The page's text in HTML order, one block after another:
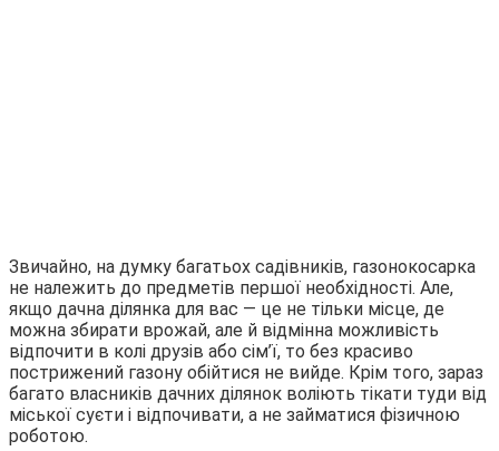
Звичайно, на думку багатьох садівників, газонокосарка
не належить до предметів першої необхідності. Але,
якщо дачна ділянка для вас — це не тільки місце, де
можна збирати врожай, але й відмінна можливість
відпочити в колі друзів або сім’ї, то без красиво
пострижений газону обійтися не вийде. Крім того, зараз
багато власників дачних ділянок воліють тікати туди від
міської суєти і відпочивати, а не займатися фізичною
роботою.